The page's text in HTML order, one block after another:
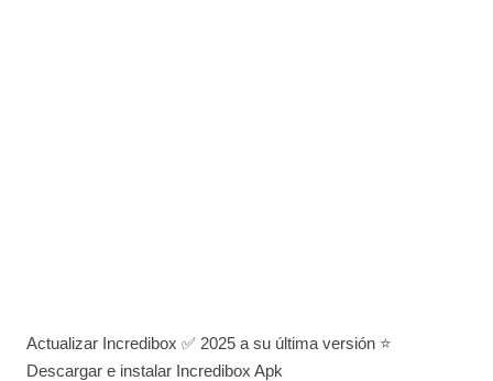
Actualizar Incredibox ✅ 2025 a su última versión ⭐
Descargar e instalar Incredibox Apk